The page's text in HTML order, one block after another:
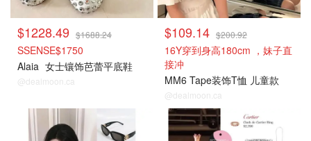
$1228.49 $1688.24
SSENSE$1750
Alaia 女士镶饰芭蕾平底鞋
@dealmoon.ca
$109.14 $200.92
16Y穿到身高180cm ，妹子直
接冲
MM6 Tape装饰T恤 儿童款
@dealmoon.ca